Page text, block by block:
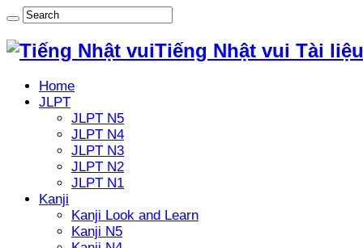
Tiếng Nhật vui Tài
Home
JLPT
JLPT N5
JLPT N4
JLPT N3
JLPT N2
JLPT N1
Kanji
Kanji Look and Learn
Kanji N5